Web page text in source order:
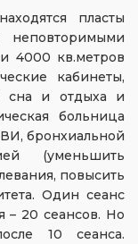
пласты
неповторимыми
4000 кв.метров
кабинеты,
сна и отдыха и
больница
бронхиальной
(уменьшить
повысить
Один сеанс
– 20 сеансов. Но
10 сеанса.